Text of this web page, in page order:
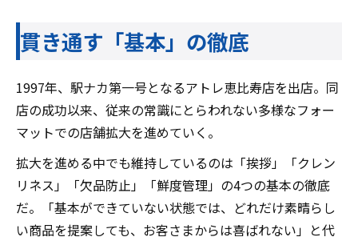
貫き通す「基本」の徹底
1997年、駅ナカ第一号となるアトレ恵比寿店を出店。同
店の成功以来、従来の常識にとらわれない多様なフォー
マットでの店舗拡大を進めていく。
拡大を進める中でも維持しているのは「挨拶」「クレン
リネス」「欠品防止」「鮮度管理」の4つの基本の徹底
だ。「基本ができていない状態では、どれだけ素晴らし
い商品を提案しても、お客さまからは喜ばれない」と代